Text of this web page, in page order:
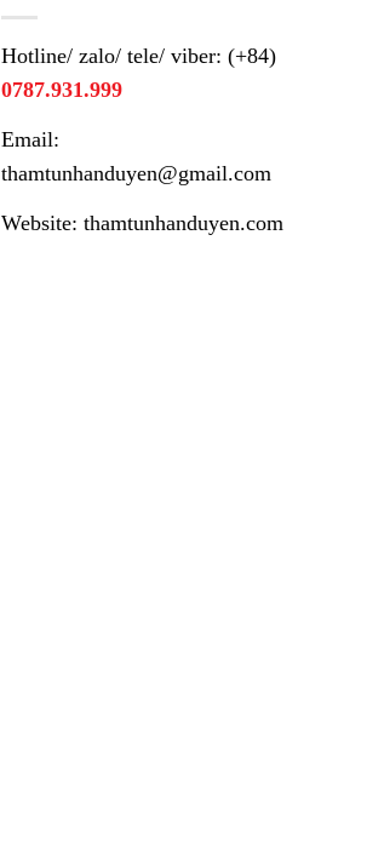
Hotline/ zalo/ tele/ viber: (+84)
0787.931.999
Email:
thamtunhanduyen@gmail.com
Website: thamtunhanduyen.com